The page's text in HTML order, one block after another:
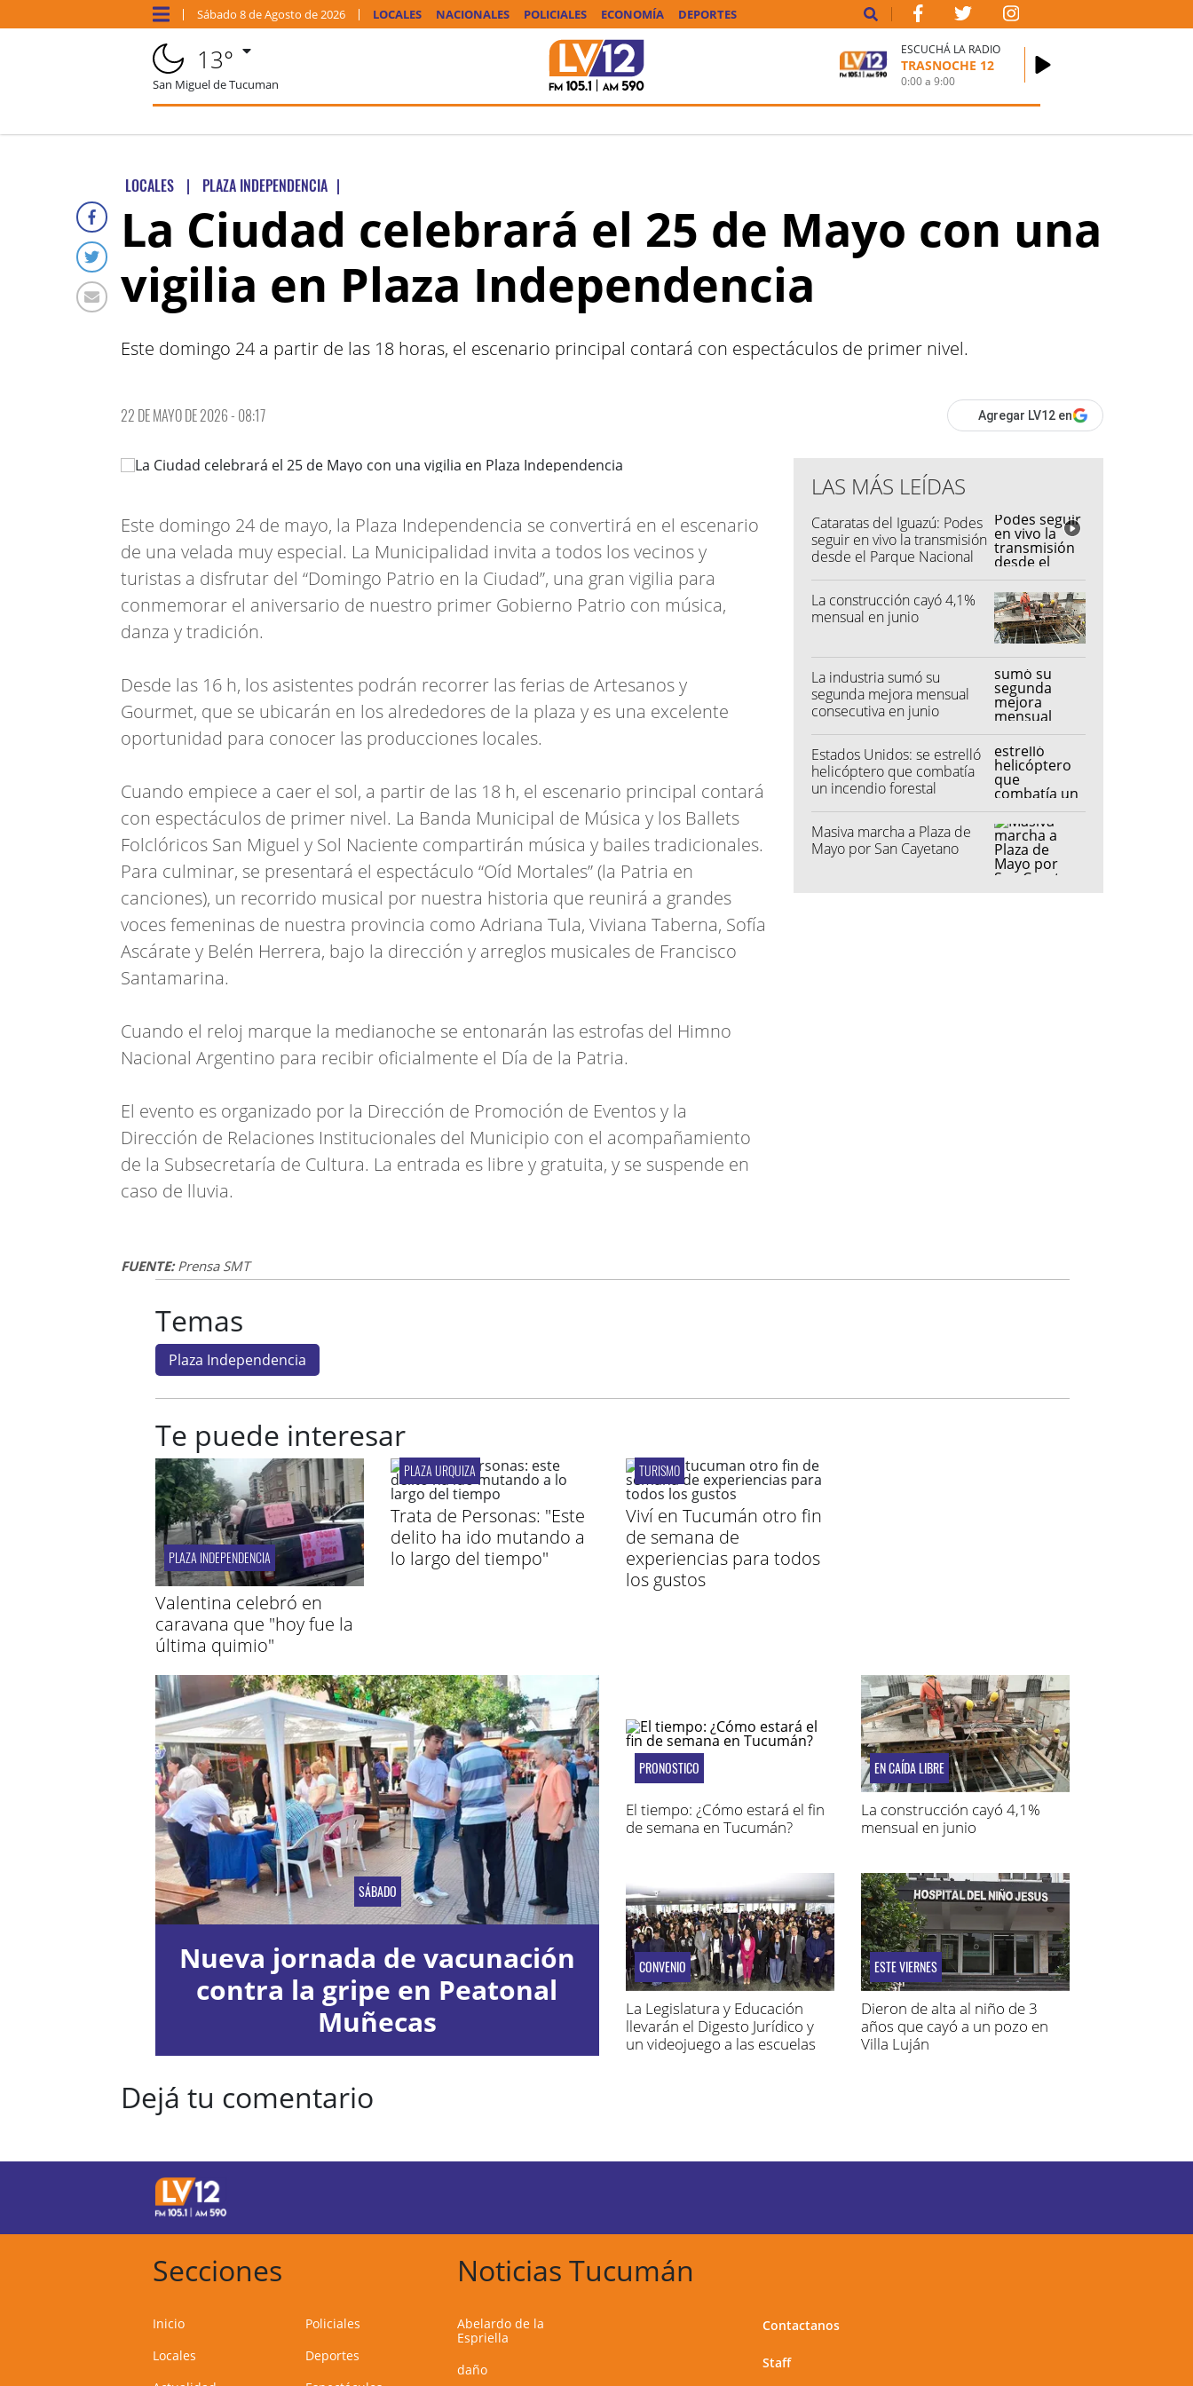
Sábado 8 deAgosto de 2026 LOCALES NACIONALES POLICIALES ECONOMÍA DEPORTES
13°
San Miguel de Tucuman
ESCUCHÁ LA RADIO
TRASNOCHE 12
0:00a9:00
LOCALES | PLAZA INDEPENDENCIA |
La Ciudad celebrará el 25 de Mayo con una
vigilia en Plaza Independencia
Este domingo 24 a partir de las 18 horas, el escenario principal contará con espectáculos de primer nivel.
22 DE MAYO DE 2026 - 08:17 Agregar LV12 en
Este domingo 24 de mayo, la Plaza Independencia se convertirá en el escenario
de una velada muy especial. La Municipalidad invita a todos los vecinos y
turistas a disfrutar del “Domingo Patrio en la Ciudad”, una gran vigilia para
conmemorar el aniversario de nuestro primer Gobierno Patrio con música,
danza y tradición.
Desde las 16 h, los asistentes podrán recorrer las ferias de Artesanos y
Gourmet, que se ubicarán en los alrededores de la plaza y es una excelente
oportunidad para conocer las producciones locales.
Cuando empiece a caer el sol, a partir de las 18 h, el escenario principal contará
con espectáculos de primer nivel. La Banda Municipal de Música y los Ballets
Folclóricos San Miguel y Sol Naciente compartirán música y bailes tradicionales.
Para culminar, se presentará el espectáculo “Oíd Mortales” (la Patria en
canciones), un recorrido musical por nuestra historia que reunirá a grandes
voces femeninas de nuestra provincia como Adriana Tula, Viviana Taberna, Sofía
Ascárate y Belén Herrera, bajo la dirección y arreglos musicales de Francisco
Santamarina.
Cuando el reloj marque la medianoche se entonarán las estrofas del Himno
Nacional Argentino para recibir oficialmente el Día de la Patria.
El evento es organizado por la Dirección de Promoción de Eventos y la
Dirección de Relaciones Institucionales del Municipio con el acompañamiento
de la Subsecretaría de Cultura. La entrada es libre y gratuita, y se suspende en
caso de lluvia.
FUENTE:Prensa SMT
LAS MÁS LEÍDAS
Cataratas del Iguazú: Podes
seguir en vivo la transmisión
desde el Parque Nacional
La construcción cayó 4,1%
mensual en junio
La industria sumó su
segunda mejora mensual
consecutiva en junio
Estados Unidos: se estrelló
helicóptero que combatía
un incendio forestal
Masiva marcha a Plaza de
Mayo por San Cayetano
Temas
Plaza Independencia
Te puede interesar
PLAZA INDEPENDENCIA
Valentina celebró en
caravana que "hoy fue la
última quimio"
PLAZA URQUIZA
Trata de Personas: "Este
delito ha ido mutando a
lo largo del tiempo"
TURISMO
Viví en Tucumán otro fin
de semana de
experiencias para todos
los gustos
SÁBADO
Nueva jornada de vacunación
contra la gripe en Peatonal
Muñecas
PRONOSTICO
El tiempo: ¿Cómo estará el fin
de semana en Tucumán?
EN CAÍDA LIBRE
La construcción cayó 4,1%
mensual en junio
CONVENIO
La Legislatura y Educación
llevarán el Digesto Jurídico y
un videojuego a las escuelas
ESTE VIERNES
Dieron de alta al niño de 3
años que cayó a un pozo en
Villa Luján
Dejá tu comentario
Secciones
Inicio
Locales
Policiales
Deportes
Noticias Tucumán
Abelardo de la
Espriella
daño
Contactanos
Staff